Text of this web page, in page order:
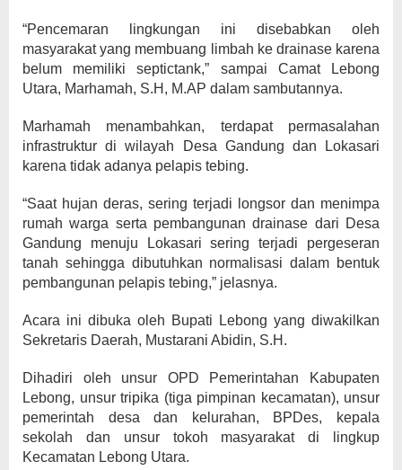
“Pencemaran lingkungan ini disebabkan oleh
masyarakat yang membuang limbah ke drainase karena
belum memiliki septictank,” sampai Camat Lebong
Utara, Marhamah, S.H, M.AP dalam sambutannya.
Marhamah menambahkan, terdapat permasalahan
infrastruktur di wilayah Desa Gandung dan Lokasari
karena tidak adanya pelapis tebing.
“Saat hujan deras, sering terjadi longsor dan menimpa
rumah warga serta pembangunan drainase dari Desa
Gandung menuju Lokasari sering terjadi pergeseran
tanah sehingga dibutuhkan normalisasi dalam bentuk
pembangunan pelapis tebing,” jelasnya.
Acara ini dibuka oleh Bupati Lebong yang diwakilkan
Sekretaris Daerah, Mustarani Abidin, S.H.
Dihadiri oleh unsur OPD Pemerintahan Kabupaten
Lebong, unsur tripika (tiga pimpinan kecamatan), unsur
pemerintah desa dan kelurahan, BPDes, kepala
sekolah dan unsur tokoh masyarakat di lingkup
Kecamatan Lebong Utara.